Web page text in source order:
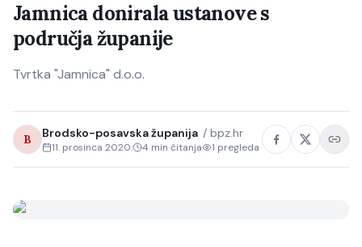
Poljoprivreda
Politika
Gospodarstvo
Kultura
Jamnica donirala ustanove s
područja županije
Tvrtka "Jamnica" d.o.o.
B Brodsko-posavska županija / bpz.hr
11. prosinca 2020. 4 min čitanja 1 pregleda